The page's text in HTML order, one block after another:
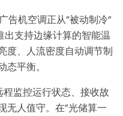
告机空调正从”被动制冷”
出支持边缘计算的智能温
度、人流密度自动调节制
平衡。
监控运行状态、接收故
无人值守。在”光储算一